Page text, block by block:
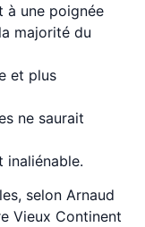
à une poignée
majorité du
et plus
ne saurait
inaliénable.
selon Arnaud
Vieux Continent